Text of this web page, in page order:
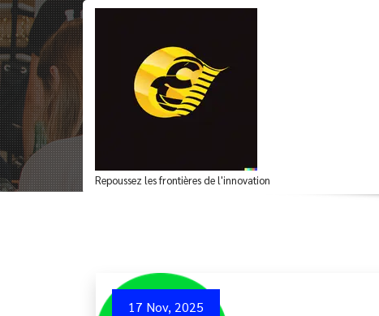
Aller
au
contenu
Repoussez les frontières de l'innovation
17 Nov, 2025